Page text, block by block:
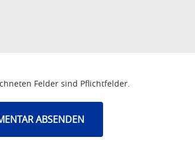
Felder sind Pflichtfelder.